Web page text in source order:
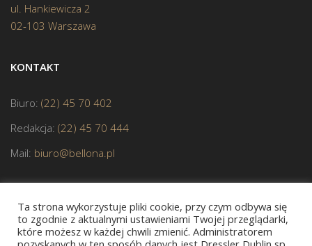
ul. Hankiewicza 2
02-103 Warszawa
KONTAKT
Biuro: (22) 45 70 402
Redakcja: (22) 45 70 444
Mail: biuro@bellona.pl
Ta strona wykorzystuje pliki cookie, przy czym odbywa się
to zgodnie z aktualnymi ustawieniami Twojej przeglądarki,
które możesz w każdej chwili zmienić. Administratorem